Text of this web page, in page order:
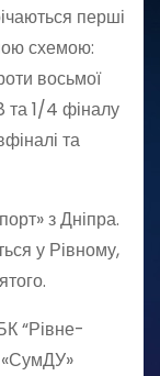
перші
схемою:
восьмої
та 1/4 фіналу
та
з Дніпра.
у Рівному,
“Рівне-
«СумДУ»